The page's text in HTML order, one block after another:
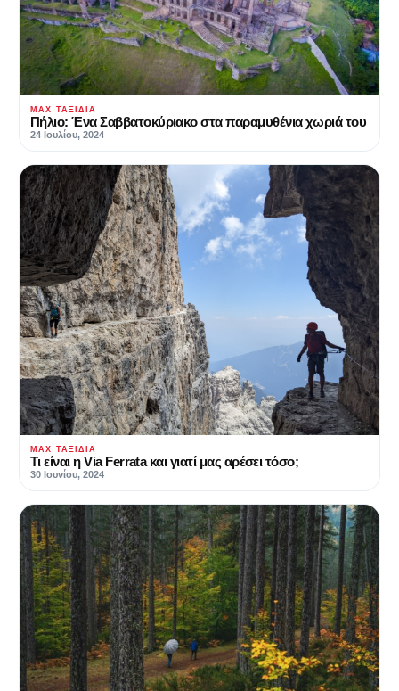
MAX ΤΑΞΊΔΙΑ
Πήλιο: Ένα Σαββατοκύριακο στα παραμυθένια χωριά του
24 Ιουλίου, 2024
MAX ΤΑΞΊΔΙΑ
Τι είναι η Via Ferrata και γιατί μας αρέσει τόσο;
30 Ιουνίου, 2024